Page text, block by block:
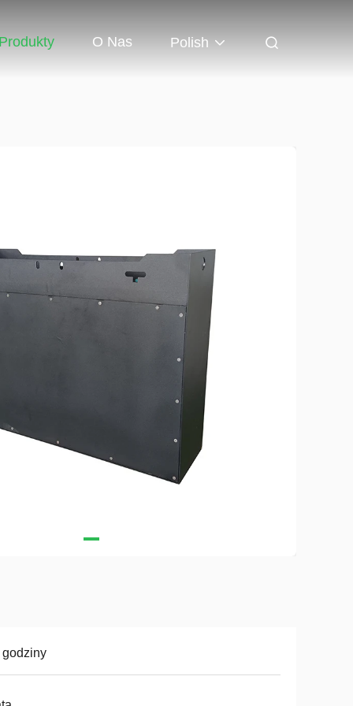
Produkty O Nas Polish
godziny